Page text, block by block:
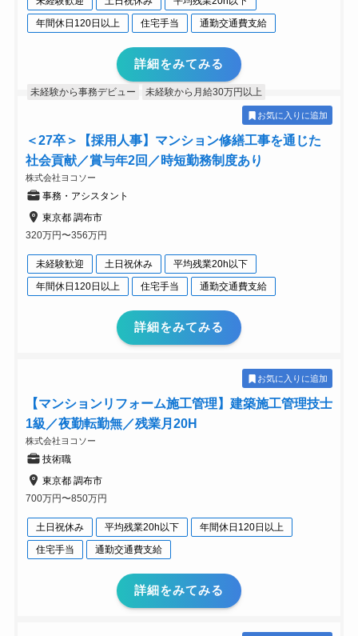
年間休日120日以上
住宅手当 通勤交通費支給
詳細をみてみる
未経験から事務デビュー 未経験から月給30万円以上
お気に入りに追加
＜27卒＞【採用人事】マンション修繕工事を通じた
社会貢献／賞与年2回／時短勤務制度あり
株式会社ヨコソー
事務・アシスタント
東京都 調布市
320万円〜356万円
未経験歓迎 土日祝休み
平均残業20h以下
年間休日120日以上
住宅手当 通勤交通費支給
詳細をみてみる
お気に入りに追加
【マンションリフォーム施工管理】建築施工管理技士
1級／夜勤転勤無／残業月20H
株式会社ヨコソー
技術職
東京都 調布市
700万円〜850万円
土日祝休み 平均残業20h以下
年間休日120日以上
住宅手当
通勤交通費支給
詳細をみてみる